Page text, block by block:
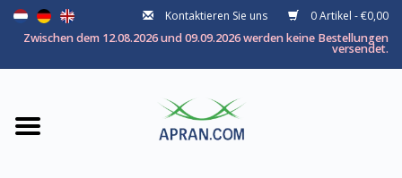
Kontaktieren Sie uns
0 Artikel - €0,00
Zwischen dem 12.08.2026 und 09.09.2026 werden keine Bestellungen
versendet.
Startseite
Kategorie
Nach thema